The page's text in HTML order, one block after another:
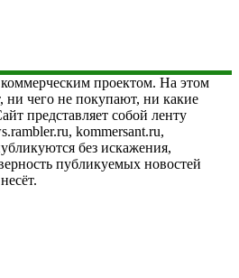
проектом. На этом
ни чего не покупают, ни какие
представляет собой ленту
kommersant.ru,
без искажения,
публикуемых новостей